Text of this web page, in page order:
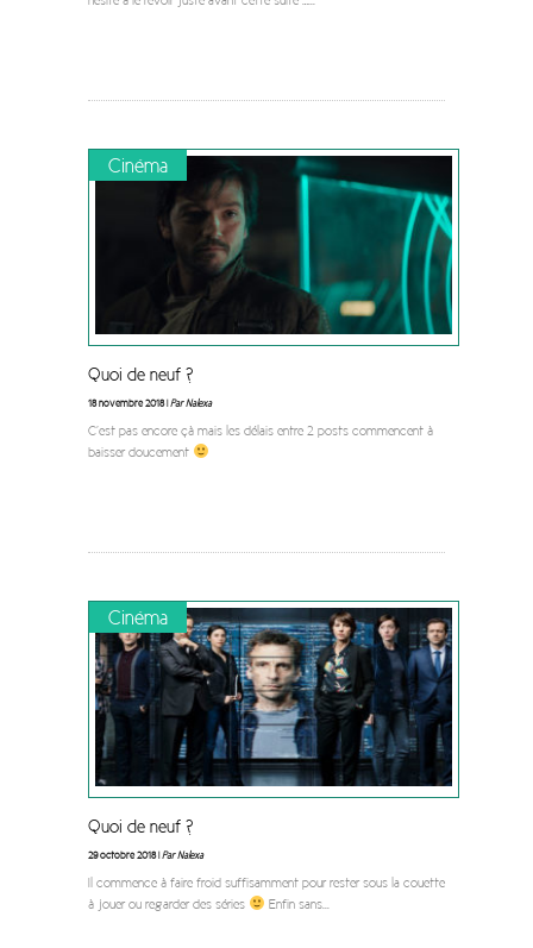
Cinéma
Quoi de neuf ?
18 novembre 2018 |Par Nalexa
C’est pas encore çà mais les délais entre 2 posts commencent à
baisser doucement
Cinéma
Quoi de neuf ?
29 octobre 2018 |Par Nalexa
Il commence à faire froid suffisamment pour rester sous la couette
à jouer ou regarder des séries
Enfin sans...